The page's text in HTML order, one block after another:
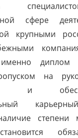
сфере
крупными
диплом
на
и
степени